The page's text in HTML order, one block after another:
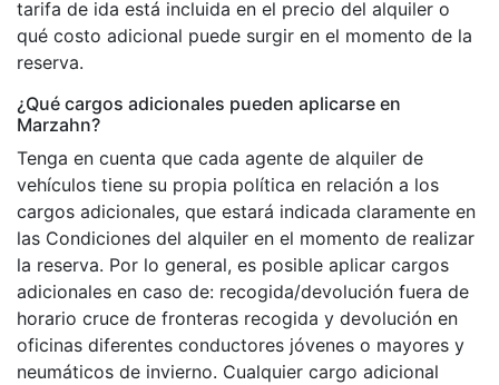
tarifa de ida está incluida en el precio del alquiler o
qué costo adicional puede surgir en el momento de la
reserva.
¿Qué cargos adicionales pueden aplicarse en
Marzahn?
Tenga en cuenta que cada agente de alquiler de
vehículos tiene su propia política en relación a los
cargos adicionales, que estará indicada claramente en
las Condiciones del alquiler en el momento de realizar
la reserva. Por lo general, es posible aplicar cargos
adicionales en caso de: recogida/devolución fuera de
horario cruce de fronteras recogida y devolución en
oficinas diferentes conductores jóvenes o mayores y
neumáticos de invierno. Cualquier cargo adicional